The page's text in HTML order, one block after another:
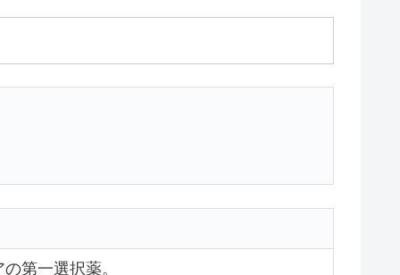
第一選択薬。